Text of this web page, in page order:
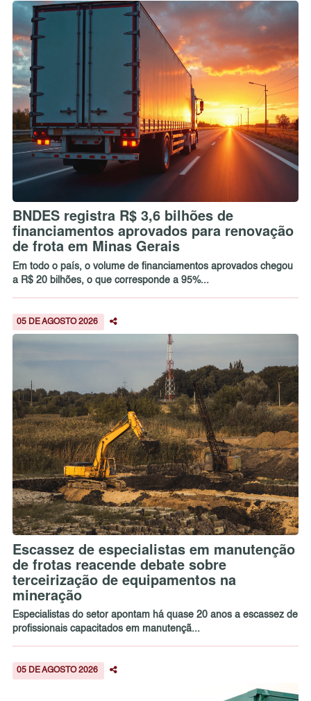
BNDES registra R$ 3,6 bilhões de
financiamentos aprovados para renovação
de frota em Minas Gerais
Em todo o país, o volume de financiamentos aprovados chegou
a R$ 20 bilhões, o que corresponde a 95%...
05 DE AGOSTO 2026
Escassez de especialistas em manutenção
de frotas reacende debate sobre
terceirização de equipamentos na
mineração
Especialistas do setor apontam há quase 20 anos a escassez de
profissionais capacitados em manutençã...
05 DE AGOSTO 2026